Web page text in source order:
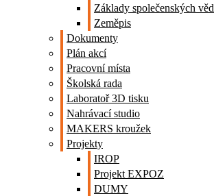
Základy společenských věd
Zeměpis
Dokumenty
Plán akcí
Pracovní místa
Školská rada
Laboratoř 3D tisku
Nahrávací studio
MAKERS kroužek
Projekty
IROP
Projekt EXPOZ
DUMY